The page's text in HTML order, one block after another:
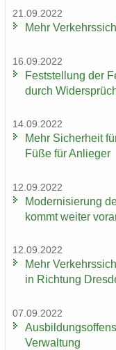
21.09.2022
Mehr
16.09.2022
Fest­stel­lung der
durch
14.09.2022
Mehr Si­cher­heit
Füße für An­lie­ger
12.09.2022
Mo­der­ni­sie­rung
kommt wei­ter
12.09.2022
Mehr
in Rich­tung
07.09.2022
Ver­wal­tung